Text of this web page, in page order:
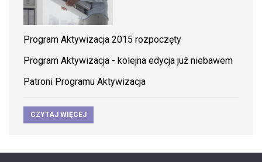
Program Aktywizacja 2015 rozpoczęty
Program Aktywizacja - kolejna edycja już niebawem
Patroni Programu Aktywizacja
CZYTAJ WIĘCEJ